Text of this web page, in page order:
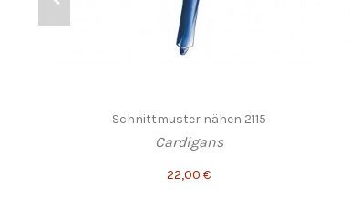
Schnittmuster nähen 2115
Cardigans
22,00 €